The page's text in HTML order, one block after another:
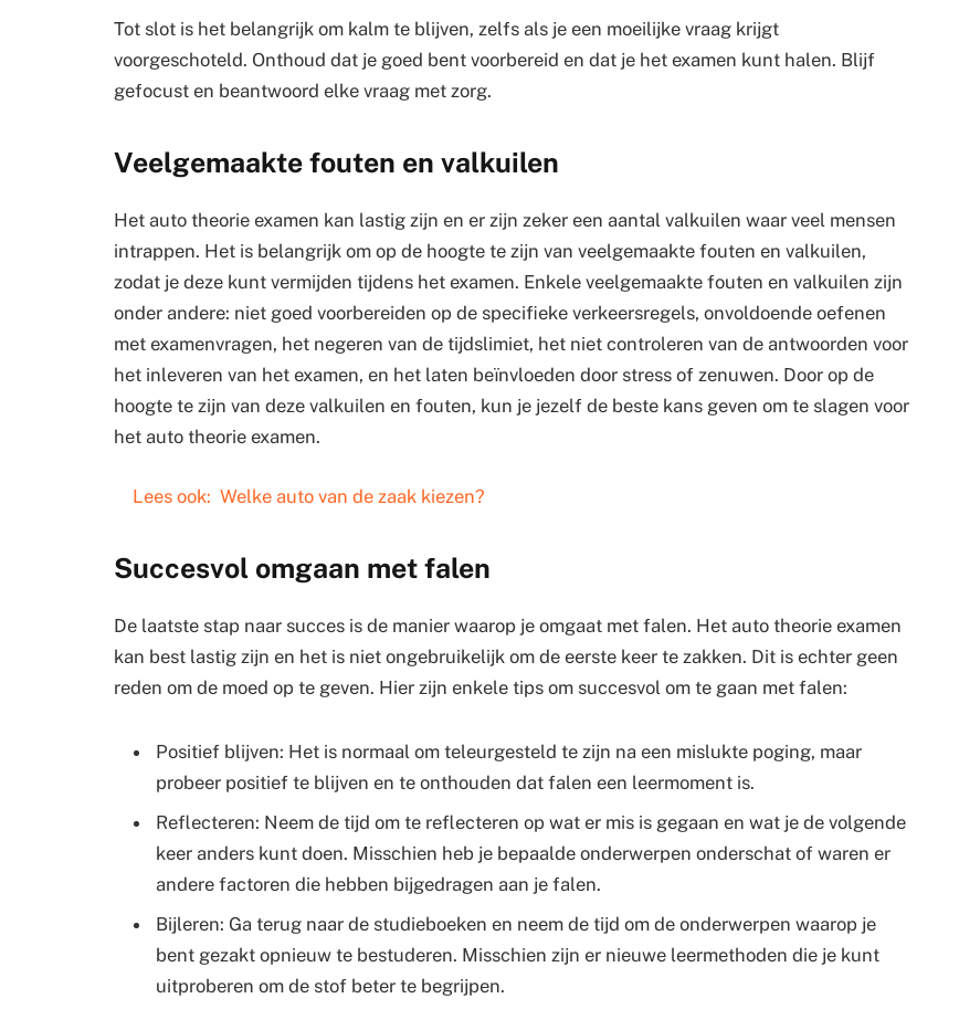
Tot slot is het belangrijk om kalm te blijven, zelfs als je een moeilijke vraag krijgt
voorgeschoteld. Onthoud dat je goed bent voorbereid en dat je het examen kunt halen. Blijf
gefocust en beantwoord elke vraag met zorg.
Veelgemaakte fouten en valkuilen
Het auto theorie examen kan lastig zijn en er zijn zeker een aantal valkuilen waar veel mensen
intrappen. Het is belangrijk om op de hoogte te zijn van veelgemaakte fouten en valkuilen,
zodat je deze kunt vermijden tijdens het examen. Enkele veelgemaakte fouten en valkuilen zijn
onder andere: niet goed voorbereiden op de specifieke verkeersregels, onvoldoende oefenen
met examenvragen, het negeren van de tijdslimiet, het niet controleren van de antwoorden voor
het inleveren van het examen, en het laten beïnvloeden door stress of zenuwen. Door op de
hoogte te zijn van deze valkuilen en fouten, kun je jezelf de beste kans geven om te slagen voor
het auto theorie examen.
Lees ook: Welke auto van de zaak kiezen?
Succesvol omgaan met falen
De laatste stap naar succes is de manier waarop je omgaat met falen. Het auto theorie examen
kan best lastig zijn en het is niet ongebruikelijk om de eerste keer te zakken. Dit is echter geen
reden om de moed op te geven. Hier zijn enkele tips om succesvol om te gaan met falen:
Positief blijven: Het is normaal om teleurgesteld te zijn na een mislukte poging, maar
probeer positief te blijven en te onthouden dat falen een leermoment is.
Reflecteren: Neem de tijd om te reflecteren op wat er mis is gegaan en wat je de volgende
keer anders kunt doen. Misschien heb je bepaalde onderwerpen onderschat of waren er
andere factoren die hebben bijgedragen aan je falen.
Bijleren: Ga terug naar de studieboeken en neem de tijd om de onderwerpen waarop je
bent gezakt opnieuw te bestuderen. Misschien zijn er nieuwe leermethoden die je kunt
uitproberen om de stof beter te begrijpen.